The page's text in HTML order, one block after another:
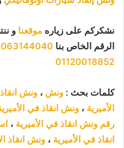
نشكركم على زياره موقعنا و
الرقم الخاص بنا
01120018852
كلمات بحث : ونش ، ونش انقاذ
الأميرية ، ونش انقاذ في
رقم ونش انقاذ في الأميرية ،
انقاذ في الأميرية ، ونش انقاذ